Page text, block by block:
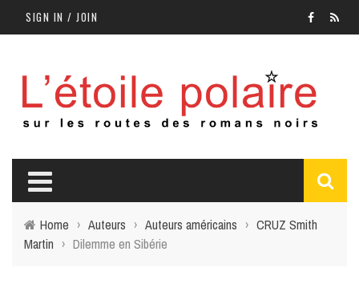
SIGN IN / JOIN
Home › Auteurs › Auteurs américains › CRUZ Smith
Martin › Dilemme en Sibérie